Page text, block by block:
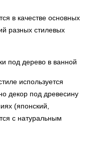
в качестве основных
разных стилевых
используется
декор под древесину
(японский,
с натуральным